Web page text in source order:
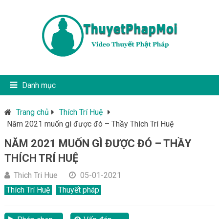
Danh mục
Trang chủ
Thích Trí Huệ
Năm 2021 muốn gì được đó – Thầy Thích Trí Huệ
NĂM 2021 MUỐN GÌ ĐƯỢC ĐÓ – THẦY
THÍCH TRÍ HUỆ
Thich Tri Hue
05-01-2021
Thích Trí Huệ
Thuyết pháp